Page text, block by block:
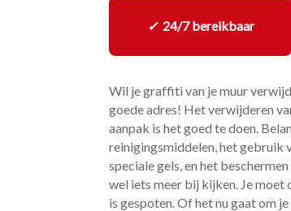
✓24/7 bereikbaar
Wil je graffiti van je muur
goede adres! Het verwijderen
aanpak is het goed te doen.​
reinigingsmiddelen, het gebruik
speciale gels, en het
wel iets meer bij kijken.​ Je
is gespoten.​ Of het nu gaat om